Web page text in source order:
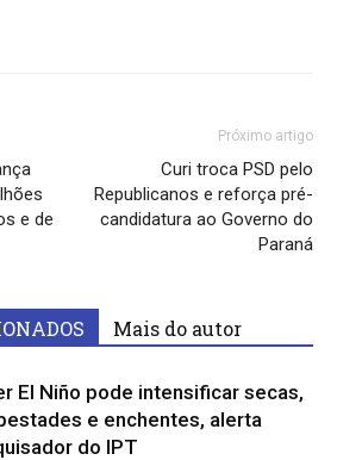
e de
Próximo artigo
Curi troca PSD pelo
Republicanos e reforça pré-
candidatura ao Governo do
Paraná
Mais do autor
El Niño pode intensificar secas,
e enchentes, alerta
do IPT